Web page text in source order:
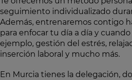
seguimiento individualizado
Además, entrenaremos contigo
para enfocar tu día a día y
ejemplo, gestión del estrés,
inserción laboral y mucho más.
En Murcia tienes la delegación,